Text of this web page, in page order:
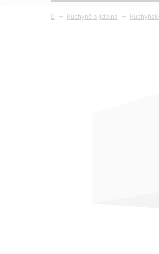
Vše o nákupu Kontakt
DomůKuchyně a jídelna